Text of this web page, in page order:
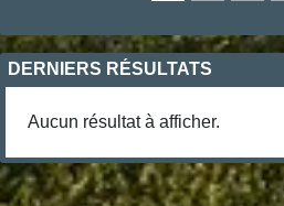
DERNIERS RÉSULTATS
Aucun résultat à afficher.